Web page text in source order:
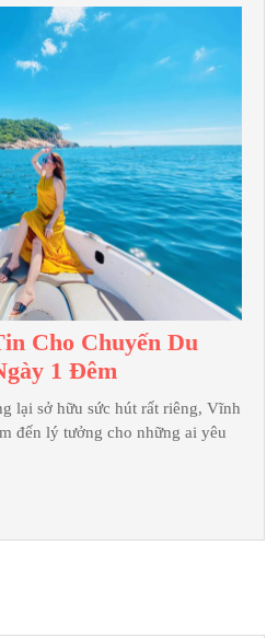
Nghi
Khi
Du
Lịch
Đến
Tràng
An
Cho Chuyến Du
1 Đêm
Bộ
Thông
Du
lại sở hữu sức hút rất riêng, Vĩnh
đến lý tưởng cho những ai yêu